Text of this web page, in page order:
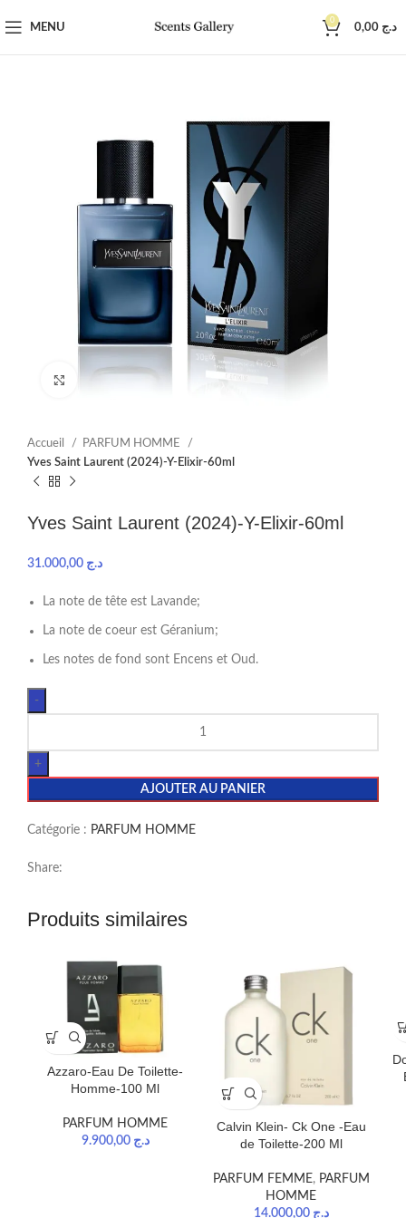
MENU
0
د.ج
Accueil
PARFUM HOMME
Yves Saint Laurent (2024)-Y-Elixir-60ml
Yves Saint Laurent (2024)-Y-Elixir-60ml
د.ج
La note de tête est Lavande;
La note de coeur est Géranium;
Les notes de fond sont Encens et Oud.
AJOUTER AU PANIER
Catégorie : PARFUM HOMME
Share:
Produits similaires
Azzaro-Eau De Toilette-
Homme-100 Ml
PARFUM HOMME
د.ج 9.900,00
Calvin Klein- Ck One -Eau
de Toilette-200 Ml
PARFUM FEMME, PARFUM
HOMME
د.ج 14.000,00